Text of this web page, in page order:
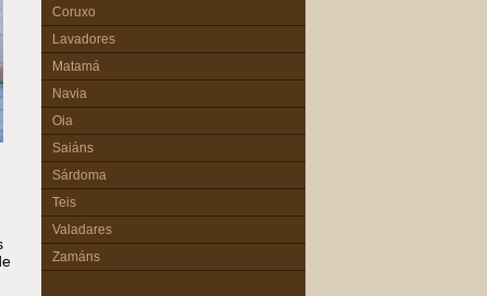
Coruxo
Lavadores
Matamá
Navia
Oia
Saiáns
Sárdoma
Teis
Valadares
Zamáns